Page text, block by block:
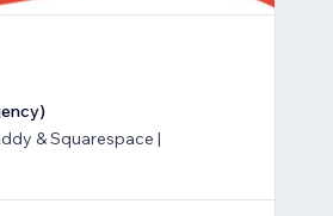
& Squarespace |